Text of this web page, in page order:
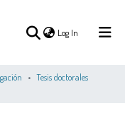
Log In (current)
Tesis doctorales